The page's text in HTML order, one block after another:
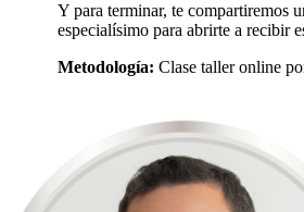
Y para terminar, te compartiremos
especialísimo para abrirte a recibir
Metodología: Clase taller online